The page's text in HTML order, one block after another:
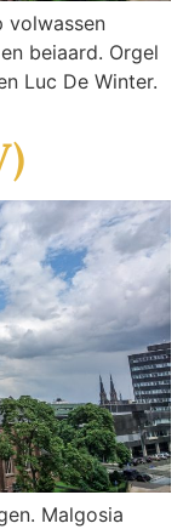
volwassen
beiaard. Orgel
Luc De Winter.
Malgosia